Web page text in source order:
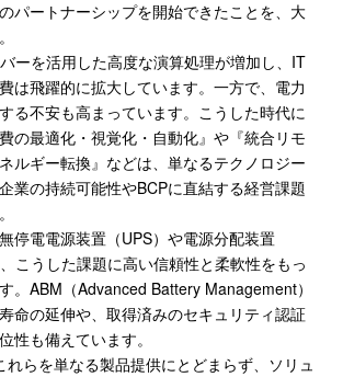
パートナーシップを開始できたことを、大
ーを活用した高度な演算処理が増加し、 IT
は飛躍的に拡大しています。一方で、電力
る不安も高まっています。こうした時代に
の最適化・視覚化・自動化』や『統合リモ
ルギー転換』などは、単なるテクノロジー
業の持続可能性やBCPに直結する経営課題
停電電源装置（UPS）や電源分配装置
こうした課題に高い信頼性と柔軟性をもっ
。ABM （Advanced Battery Management）
命の延伸や、取得済みのセキュリティ認証
性も備えています。
れらを単なる製品提供にとどまらず、ソリュ